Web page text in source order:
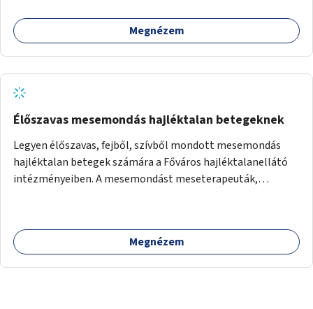
Megnézem
Élőszavas mesemondás hajléktalan betegeknek
Legyen élőszavas, fejből, szívből mondott mesemondás
hajléktalan betegek számára a Főváros hajléktalanellátó
intézményeiben. A mesemondást meseterapeuták,
Megnézem